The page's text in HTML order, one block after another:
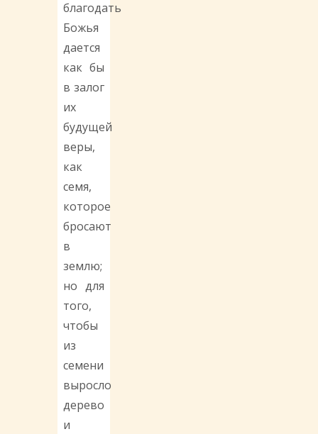
благодать
Божья
дается
как бы
в залог
их
будущей
веры,
как
семя,
которое
бросают
в
землю;
но для
того,
чтобы
из
семени
выросло
дерево
и